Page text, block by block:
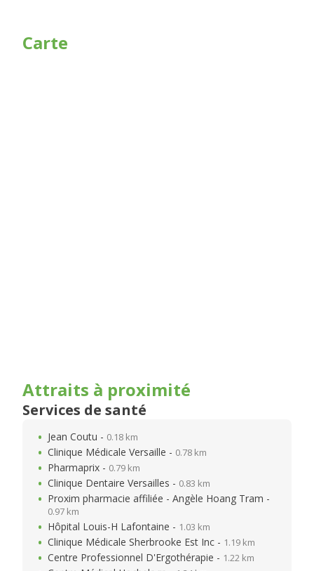
Carte
Attraits à proximité
Services de santé
Jean Coutu - 0.18 km
Clinique Médicale Versaille - 0.78 km
Pharmaprix - 0.79 km
Clinique Dentaire Versailles - 0.83 km
Proxim pharmacie affiliée - Angèle Hoang Tram -
0.97 km
Hôpital Louis-H Lafontaine - 1.03 km
Clinique Médicale Sherbrooke Est Inc - 1.19 km
Centre Professionnel D'Ergothérapie - 1.22 km